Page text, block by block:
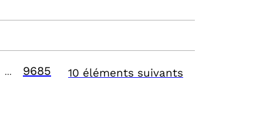
9685 10 éléments suivants